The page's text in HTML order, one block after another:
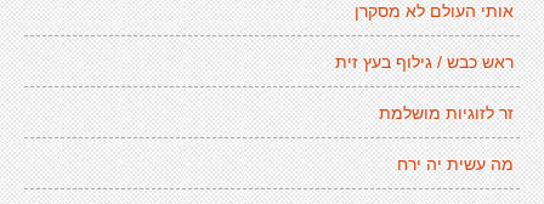
אותי העולם לא מסקרן
ראש כבש / גילוף בעץ זית
זר לזוגיות מושלמת
מה עשית יה ירח